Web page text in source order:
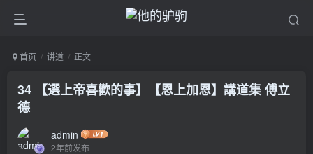
首页 讲道 正文
34 【選上帝喜歡的事】【恩上加恩】講道集 傅立
德
admin
2年前发布